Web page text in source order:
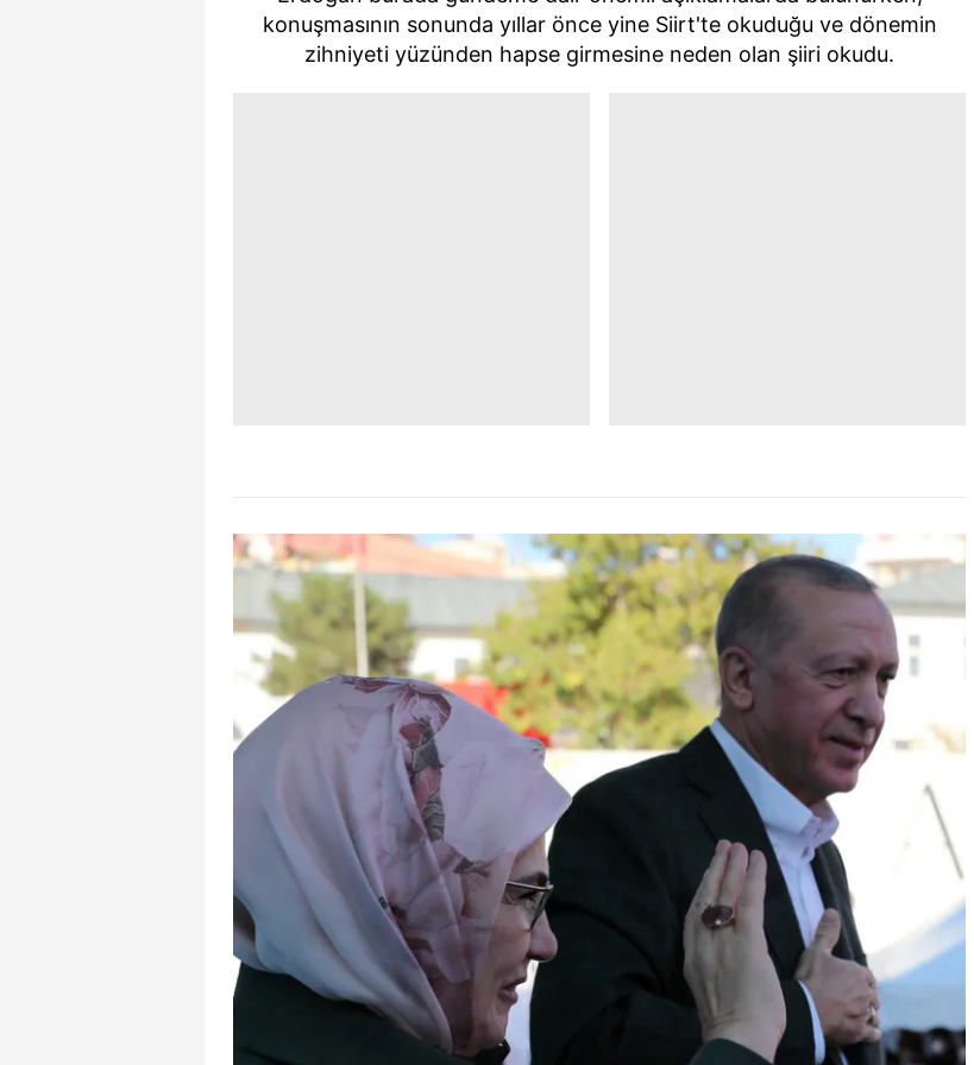
mevzuata uygun olarak kullanılan çerezlerle ilgili bilgi almak için lütfentıklayınız
konuşmasının sonunda yıllar önce yine Siirt'te okuduğu ve dönemin
zihniyeti yüzünden hapse girmesine neden olan şiiri okudu.